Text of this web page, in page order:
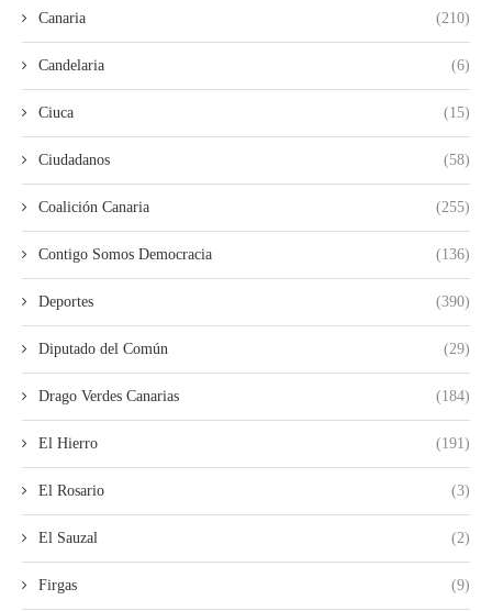
Canaria (210)
Candelaria (6)
Ciuca (15)
Ciudadanos (58)
Coalición Canaria (255)
Contigo Somos Democracia (136)
Deportes (390)
Diputado del Común (29)
Drago Verdes Canarias (184)
El Hierro (191)
El Rosario (3)
El Sauzal (2)
Firgas (9)